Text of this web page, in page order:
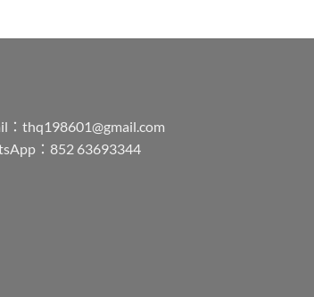
： thq198601@gmail.com
：852 63693344